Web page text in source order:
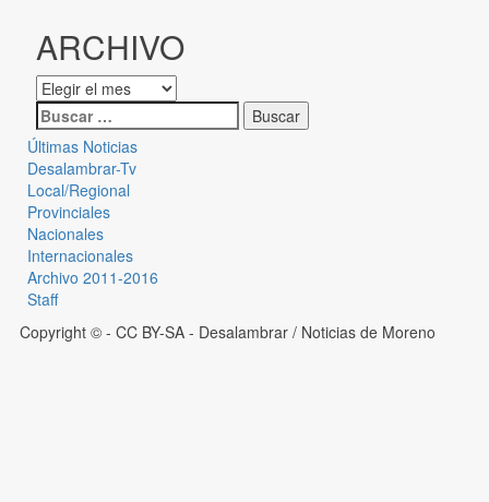
ARCHIVO
Últimas Noticias
Desalambrar-Tv
Local/Regional
Provinciales
Nacionales
Internacionales
Archivo 2011-2016
Staff
Copyright © - CC BY-SA - Desalambrar / Noticias de Moreno